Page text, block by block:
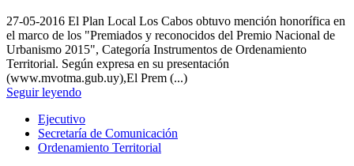
27-05-2016 El Plan Local Los Cabos obtuvo mención honorífica en
el marco de los "Premiados y reconocidos del Premio Nacional de
Urbanismo 2015", Categoría Instrumentos de Ordenamiento
Territorial. Según expresa en su presentación
(www.mvotma.gub.uy),El Prem (...)
Seguir leyendo
Ejecutivo
Secretaría de Comunicación
Ordenamiento Territorial